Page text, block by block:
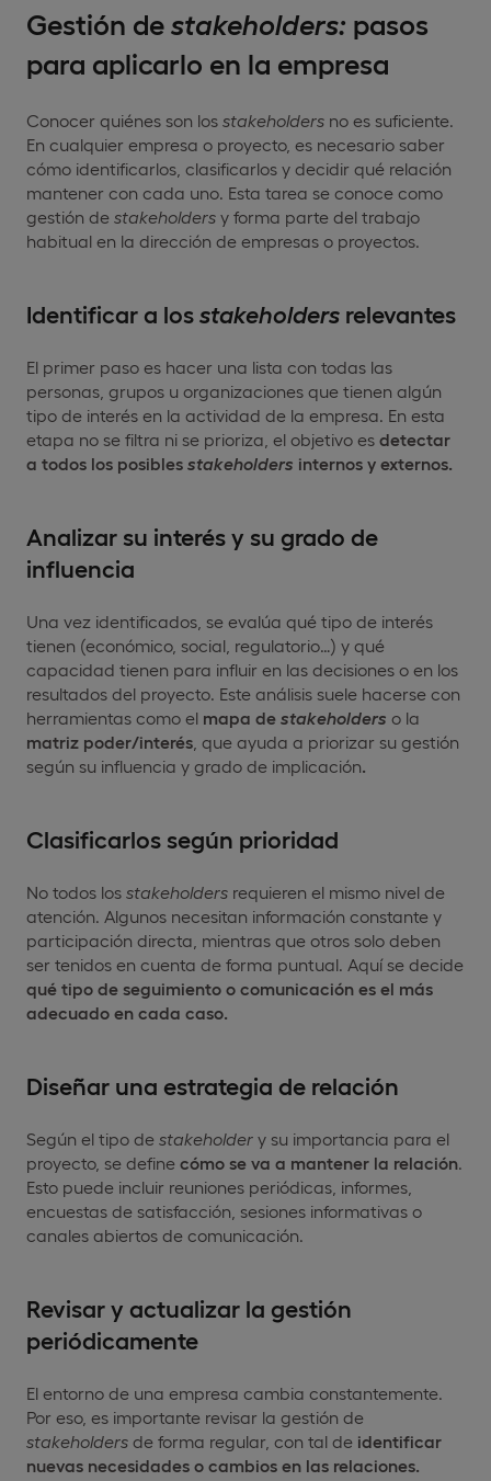
Gestión destakeholders: pasos
para aplicarlo en la empresa
Conocer quiénes son los stakeholders no es suficiente.
En cualquier empresa o proyecto, es necesario saber
cómo identificarlos, clasificarlos y decidir qué relación
mantener con cada uno. Esta tarea se conoce como
gestión de stakeholders y forma parte del trabajo
habitual en la dirección de empresas o proyectos.
Identificar a losstakeholders relevantes
El primer paso es hacer una lista con todas las
personas, grupos u organizaciones que tienen algún
tipo de interés en la actividad de la empresa. En esta
etapa no se filtra ni se prioriza, el objetivo es detectar
a todos los posibles stakeholders internos y externos.
Analizar su interés y su grado de
influencia
Una vez identificados, se evalúa qué tipo de interés
tienen (económico, social, regulatorio…) y qué
capacidad tienen para influir en las decisiones o en los
resultados del proyecto. Este análisis suele hacerse con
herramientas como el mapa de stakeholders o la
matriz poder/interés , que ayuda a priorizar su gestión
según su influencia y grado de implicación
Clasificarlos según prioridad
No todos los stakeholders requieren el mismo nivel de
atención. Algunos necesitan información constante y
participación directa, mientras que otros solo deben
ser tenidos en cuenta de forma puntual. Aquí se decide
qué tipo de seguimiento o comunicación es el más
adecuado en cada caso.
Diseñar una estrategia de relación
Según el tipo de stakeholder y su importancia para el
proyecto, se define cómo se va a mantener la relación
Esto puede incluir reuniones periódicas, informes,
encuestas de satisfacción, sesiones informativas o
canales abiertos de comunicación.
Revisar y actualizar la gestión
periódicamente
El entorno de una empresa cambia constantemente.
Por eso, es importante revisar la gestión de
stakeholders de forma regular, con tal de identificar
nuevas necesidades o cambios en las relaciones.